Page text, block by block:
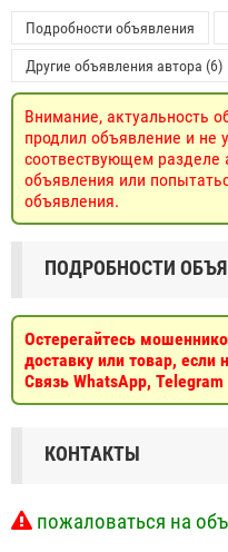
Подробности объявления
Другие объявления автора (6)
Внимание, актуальность
продлил объявление и не
соотвествующем разделе
объявления или
объявления.
ПОДРОБНОСТИ
Остерегайтесь
доставку или товар, если
Связь WhatsApp,
КОНТАКТЫ
пожаловаться на